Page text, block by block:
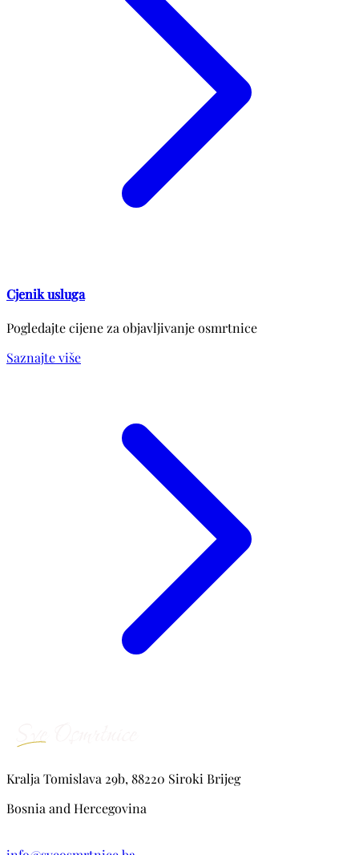
Cjenik usluga
Pogledajte cijene za objavljivanje osmrtnice
Saznajte više
Kralja Tomislava 29b, 88220 Siroki Brijeg
Bosnia and Hercegovina